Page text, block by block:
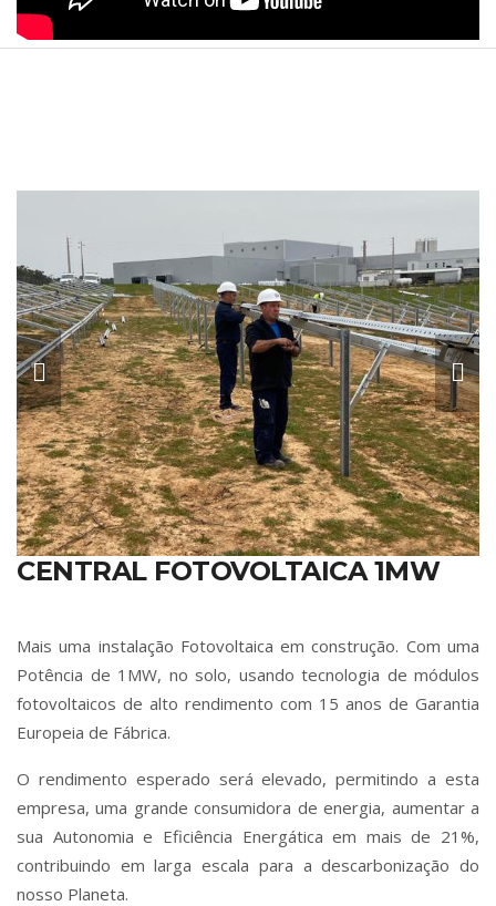
CENTRAL FOTOVOLTAICA 1MW
Mais uma instalação Fotovoltaica em construção. Com uma
Potência de 1MW, no solo, usando tecnologia de módulos
fotovoltaicos de alto rendimento com 15 anos de Garantia
Europeia de Fábrica.
O rendimento esperado será elevado, permitindo a esta
empresa, uma grande consumidora de energia, aumentar a
sua Autonomia e Eficiência Energática em mais de 21%,
contribuindo em larga escala para a descarbonização do
nosso Planeta.